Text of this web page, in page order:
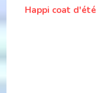
Happi coat d'été